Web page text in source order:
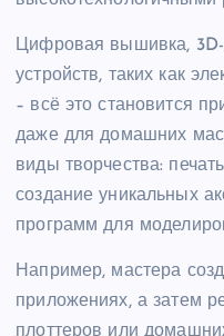
Цифровая вышивка, 3D-
устройств, таких как
– всё это становится
даже для домашних
виды творчества:
создание уникальных
программ для
Например, мастера
приложениях, а затем
плоттеров или